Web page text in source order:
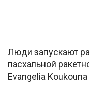
Люди запускают
пасхальной
Evangelia Koukouna